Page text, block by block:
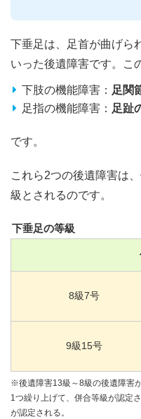
下垂足は、足首が曲げら
いった後遺障害です。こ
下肢の機能障害： 足関
足指の機能障害： 足趾
です。
これら2つの後遺障害は
級とされるのです。
下垂足の等級
8級7号
9級15号
※後遺障害13級～8級の後遺障害
1つ繰り上げて、併合等級が認定
が認定される。